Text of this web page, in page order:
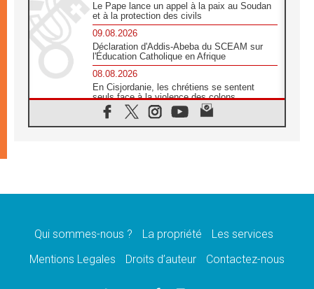
Le Pape lance un appel à la paix au Soudan
et à la protection des civils
09.08.2026
Déclaration d'Addis-Abeba du SCEAM sur
l'Éducation Catholique en Afrique
08.08.2026
En Cisjordanie, les chrétiens se sentent
seuls face à la violence des colons
08.08.2026
Léon XIV au sanctuaire de Notre Dame du
08.08.2026
08.08.2026
catholiques
Qui sommes-nous ? La propriété
Les services
Mentions Legales
Droits d’auteur Contactez-nous